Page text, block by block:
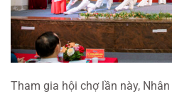
Tham gia hội chợ lần này,